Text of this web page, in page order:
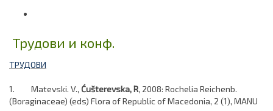
Трудови и конф.
ТРУДОВИ
1. Matevski. V., Ćušterevska, R, 2008: Rochelia Reichenb.
(Boraginaceae) (eds) Flora of Republic of Macedonia, 2 (1), MANU